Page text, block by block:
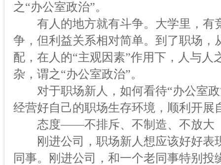
之“办公室政治”。
有人的地方就有斗争。大学里，有
争，但利益关系相对简单。到了职场
配，在人的“主观因素”作用下，人与
杂，谓之“办公室政治”。
对于职场新人，如何看待“办公室政
经营好自己的职场生存环境，顺利开展
态度——不排斥、不制造、不放大
刚进公司，职场新人想应该好好表
同事。刚进公司，和一个老同事特别